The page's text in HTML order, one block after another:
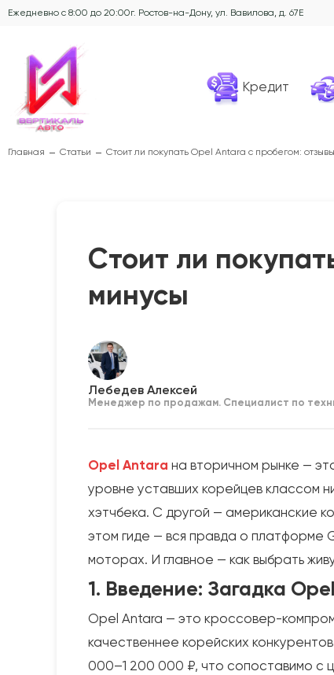
Ежедневно с 8:00 до 20:00г. Ростов-на-Дону, ул. Вавилова, д. 67Е
Кредит
Главная Статьи Стоит ли покупать Opel Antara с пробегом:
Стоит ли
минусы
Лебедев Алексей
Менеджер по продажам. Специалист по
Opel Antara на вторичном рынке —
уровне уставших корейцев классом
хэтчбека. С другой — американские
этом гиде — вся правда о платформе
моторах. И главное — как выбрать
1. Введение: Загадка
Opel Antara — это кроссовер-
качественнее корейских
000–1 200 000 ₽, что сопоставимо с